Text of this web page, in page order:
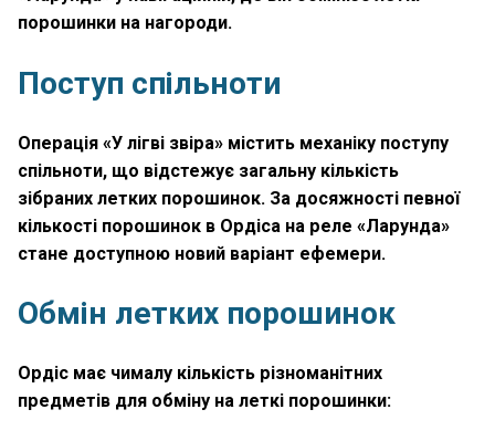
порошинки на нагороди.
Поступ спільноти
Операція «У лігві звіра» містить механіку поступу
спільноти, що відстежує загальну кількість
зібраних летких порошинок. За досяжності певної
кількості порошинок в Ордіса на реле «Ларунда»
стане доступною новий варіант ефемери.
Обмін летких порошинок
Ордіс має чималу кількість різноманітних
предметів для обміну на леткі порошинки: